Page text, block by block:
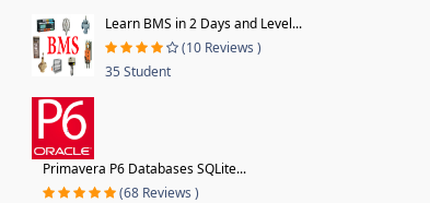
Learn BMS in 2 Days and Level...
(10 Reviews )
35 Student
Primavera P6 Databases SQLite...
(68 Reviews )